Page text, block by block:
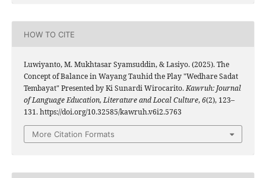
HOW TO CITE
Luwiyanto, M. Mukhtasar Syamsuddin, & Lasiyo. (2025). The
Concept of Balance in Wayang Tauhid the Play "Wedhare Sadat
Tembayat" Presented by Ki Sunardi Wirocarito.Kawruh: Journal
of Language Education, Literature and Local Culture,6(2), 123–
131. https://doi.org/10.32585/kawruh.v6i2.5763
More Citation Formats